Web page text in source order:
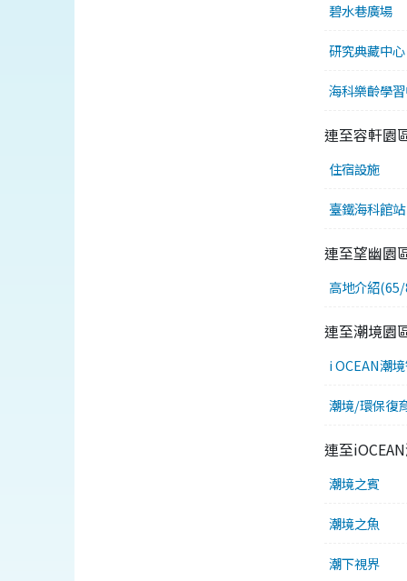
碧水巷廣場
研究典藏中心
海科樂齡學
連至容軒園
住宿設施
臺鐵海科館站
連至望幽園
高地介紹
連至潮境園
i OCEAN潮
潮境/環保復
連至
潮境之賓
潮境之魚
潮下視界